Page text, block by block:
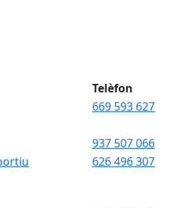
Telèfon
669 593 627
937 507 066
626 496 307